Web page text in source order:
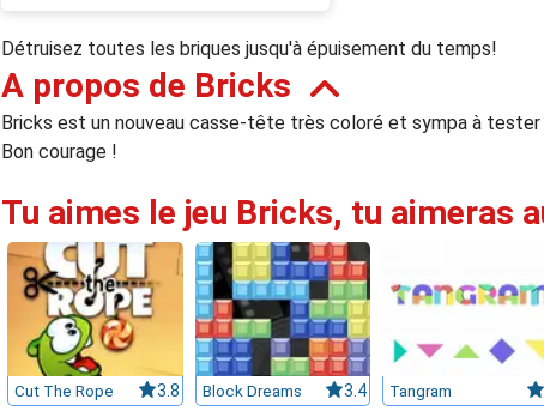
Détruisez toutes les briques jusqu'à épuisement du temps!
A propos de Bricks
Bricks est un nouveau casse-tête très coloré et sympa à tester
Bon courage !
Tu aimes le jeu Bricks, tu aimeras
Cut The Rope 3.8 Block Dreams 3.4 Tangram